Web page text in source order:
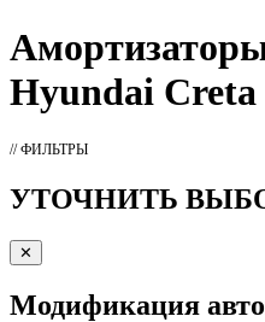
Hyundai Creta
// ФИЛЬТРЫ
УТОЧНИТЬ
✕
Модификация